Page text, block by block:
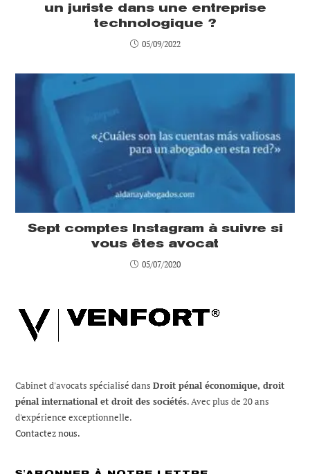
un juriste dans une entreprise
technologique ?
05/09/2022
Sept comptes Instagram à suivre si
vous êtes avocat
05/07/2020
Cabinet d'avocats spécialisé dansDroit pénal économique, droit
pénal international et droit des sociétés. Avec plus de 20 ans
d'expérience exceptionnelle.
Contactez nous.